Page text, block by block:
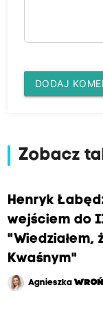
DODAJ
Zobacz
Henryk
wejściem do
"Wiedziałem,
Kwaśnym"
Agnieszka